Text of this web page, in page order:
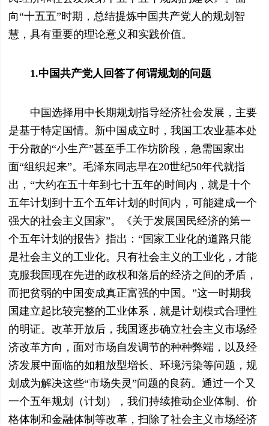
向“十五五”时期，总结提炼中国共产党人的规划智
慧，具有重要的理论意义和实践价值。
1.中国共产党人回答了何谓规划的问题
中国选择用中长期规划指导经济社会发展，主要
是基于特定国情。新中国成立时，我国工农业基本处
于分散的“小生产”甚至手工作坊阶段，急需国家出
面“组织起来”。毛泽东同志早在20世纪50年代就指
出，“大约在五十年到七十五年的时间内，就是十个
五年计划到十五个五年计划的时间内，可能建成一个
强大的社会主义国家”。《关于发展国民经济的第一
个五年计划的报告》指出：“国家工业化的道路只能
是社会主义的工业化。只有社会主义的工业化，才能
克服我国现在先进的政权和落后的经济之间的矛盾，
而把贫弱的中国变成真正富强的中国。”这一时期我
国建立起比较完整的工业体系，就是计划模式合理性
的明证。改革开放后，我国逐步确立社会主义市场经
济改革方向，面对市场自发调节的种种弊端，以及经
济发展中面临的如粗放型增长、环境污染等问题，规
划成为解决这些“市场失灵”问题的良药。通过一个又
一个五年规划（计划），我们持续推动企业体制、价
格体制和金融体制等改革，扫除了社会主义市场经济